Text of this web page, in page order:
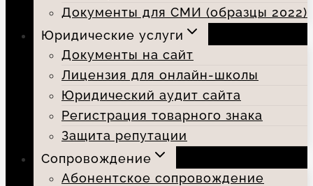
Документы для СМИ (образцы 2022)
Юридические услуги
Документы на сайт
Лицензия для онлайн-школы
Юридический аудит сайта
Регистрация товарного знака
Защита репутации
Сопровождение
Абонентское сопровождение